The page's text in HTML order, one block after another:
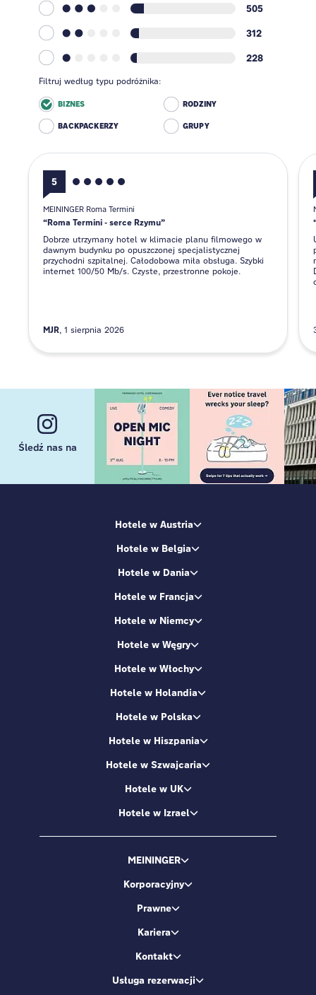
505
312
228
Filtruj według typu podróżnika:
BIZNES RODZINY
BACKPACKERZY GRUPY
5
MEININGER Roma Termini
Roma Termini - serce Rzymu
Dobrze utrzymany hotel w klimacie planu filmowego w
dawnym budynku po opuszczonej specjalistycznej
przychodni szpitalnej. Całodobowa miła obsługa. Szybki
internet 100/50 Mb/s. Czyste, przestronne pokoje.
MJR 1 sierpnia 2026
Śledź nas na
Hotele w Austria
Hotele w Belgia
Hotele w Dania
Hotele w Francja
Hotele w Niemcy
Hotele w Węgry
Hotele w Włochy
Hotele w Holandia
Hotele w Polska
Hotele w Hiszpania
Hotele w Szwajcaria
Hotele w UK
Hotele w Izrael
MEININGER
Korporacyjny
Prawne
Kariera
Kontakt
Usługa rezerwacji